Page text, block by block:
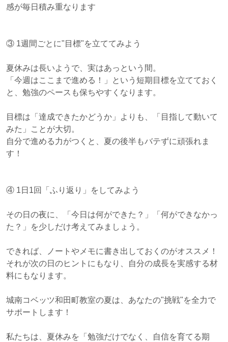
感が毎日積み重なります
③ 1週間ごとに"目標"を立ててみよう
夏休みは長いようで、実はあっという間。
「今週はここまで進める！」という短期目標を立てておく
と、勉強のペースも保ちやすくなります。
目標は「達成できたかどうか」よりも、「目指して動いて
みた」ことが大切。
自分で進める力がつくと、夏の後半もバテずに頑張れま
す！
④ 1日1回「ふり返り」をしてみよう
その日の夜に、「今日は何ができた？」「何ができなかっ
た？」を少しだけ考えてみましょう。
できれば、ノートやメモに書き出しておくのがオススメ！
それが次の日のヒントにもなり、自分の成長を実感する材
料にもなります。
城南コベッツ和田町教室の夏は、あなたの"挑戦"を全力で
サポートします！
私たちは、夏休みを「勉強だけでなく、自信を育てる期